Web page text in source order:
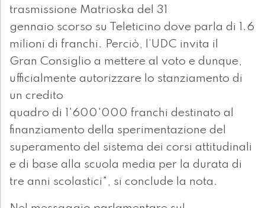
trasmissione Matrioska del 31
gennaio scorso su Teleticino dove parla di 1.6
milioni di franchi. Perciò, l’UDC invita il
Gran Consiglio a mettere al voto e dunque,
ufficialmente autorizzare lo stanziamento di
un credito
quadro di 1'600'000 franchi destinato al
finanziamento della sperimentazione del
superamento del sistema dei corsi attitudinali
e di base alla scuola media per la durata di
tre anni scolastici", si conclude la nota.